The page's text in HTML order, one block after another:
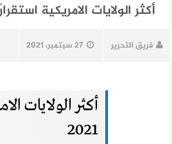
أكثر الولايات الامريكية استقرارً
فريق التحرير 27 سبتمبر، 2021
أكثر الولايات
2021